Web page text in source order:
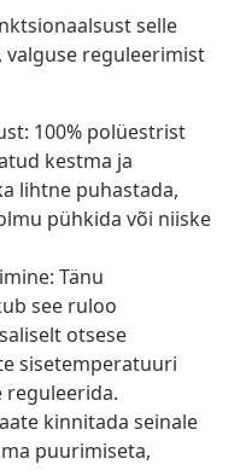
selle
reguleerimist
100% polüestrist
kestma ja
lihtne puhastada,
pühkida või niiske
Tänu
see ruloo
otsese
sisetemperatuuri
reguleerida.
kinnitada seinale
puurimiseta,